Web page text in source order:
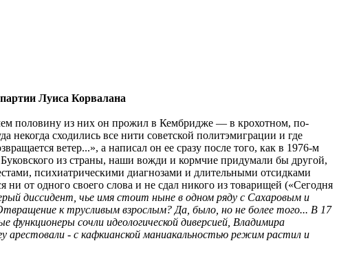
Луиса Корвалана
половину из них он прожил в Кембридже — в крохотном, по-
сходились все нити советской политэмиграции и где
ветер...», а написал он ее сразу после того, как в 1976-м
из страны, наши вожди и кормчие придумали бы другой,
психиатрическими диагнозами и длительными отсидками
от одного своего слова и не сдал никого из товарищей («Сегодня
диссидент, чье имя стоит ныне в одном ряду с Сахаровым и
к трусливым взрослым? Да, было, но не более того... В 17
сочли идеологической диверсией, Владимира
арестовали - с кафкианской маниакальностью режим растил и